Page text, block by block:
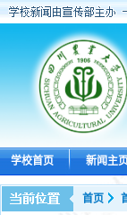
学校首页 新闻主
首页